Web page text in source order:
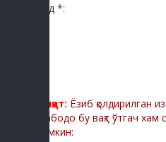
Код *:
Диққат: Ёзиб қолдирилган
Мабодо бу вақт ўтгач хам
мумкин: